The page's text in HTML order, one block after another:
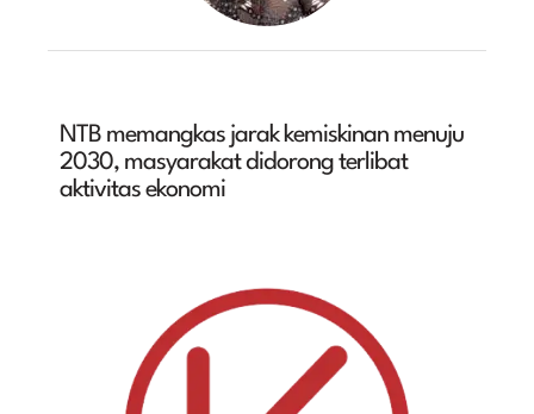
NTB memangkas jarak kemiskinan menuju
2030, masyarakat didorong terlibat
aktivitas ekonomi